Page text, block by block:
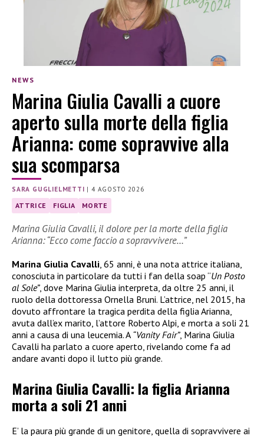
NEWS
Marina Giulia Cavalli a cuore
aperto sulla morte della figlia
Arianna: come sopravvive alla
sua scomparsa
SARA GUGLIELMETTI |4 AGOSTO 2026
ATTRICE FIGLIA MORTE
Marina Giulia Cavalli, il dolore per la morte della figlia
Arianna: “Ecco come faccio a sopravvivere…”
Marina Giulia Cavalli, 65 anni, è una nota attrice italiana,
conosciuta in particolare da tutti i fan della soap “Un Posto
al Sole”, dove Marina Giulia interpreta, da oltre 25 anni, il
ruolo della dottoressa Ornella Bruni. L’attrice, nel 2015, ha
dovuto affrontare la tragica perdita della figlia Arianna,
avuta dall’ex marito, l’attore Roberto Alpi, e morta a soli 21
anni a causa di una leucemia. A “Vanity Fair”, Marina Giulia
Cavalli ha parlato a cuore aperto, rivelando come fa ad
andare avanti dopo il lutto più grande.
Marina Giulia Cavalli: la figlia Arianna
morta a soli 21 anni
E’ la paura più grande di un genitore, quella di sopravvivere ai